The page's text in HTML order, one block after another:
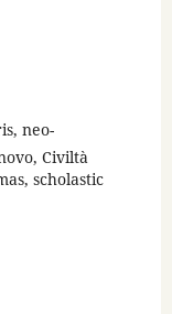
neo-
Civiltà
scholastic